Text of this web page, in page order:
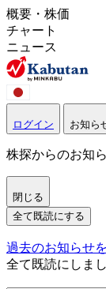
概要・株価
チャート
ニュース
ログイン お知ら
株探からのお知
閉じる
全て既読にする
過去のお知らせ
全て既読にしまし